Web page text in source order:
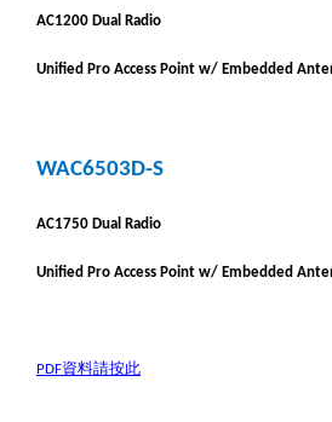
AC1200 Dual Radio
Unified Pro Access Point w/ Embedded
WAC6503D-S
AC1750 Dual Radio
Unified Pro Access Point w/ Embedded
PDF資料請按此